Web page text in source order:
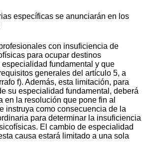
específicas se anunciarán en los
con insuficiencia de
para ocupar destinos
fundamental y que
generales del artículo 5, a
f). Además, esta limitación, para
su especialidad fundamental, deberá
en la resolución que pone fin al
instruya como consecuencia de la
para determinar la insuficiencia
El cambio de especialidad
causa estará limitado a una sola